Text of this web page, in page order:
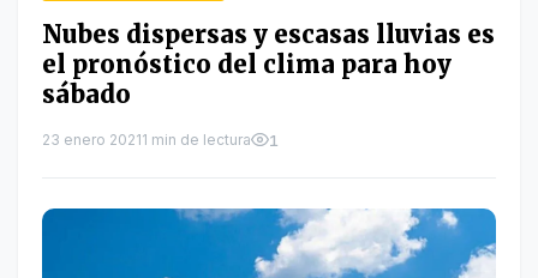
Nubes dispersas y escasas lluvias es
el pronóstico del clima para hoy
sábado
23 enero 20211 min de lectura 1